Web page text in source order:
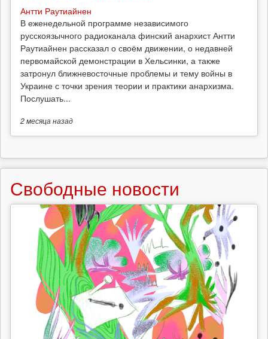
Антти Раутиайнен
В еженедельной программе независимого
русскоязычного радиоканала финский анархист Антти
Раутиайнен рассказал о своём движении, о недавней
первомайской демонстрации в Хельсинки, а также
затронул ближневосточные проблемы и тему войны в
Украине с точки зрения теории и практики анархизма.
Послушать...
2 месяцаназад
Свободные новости